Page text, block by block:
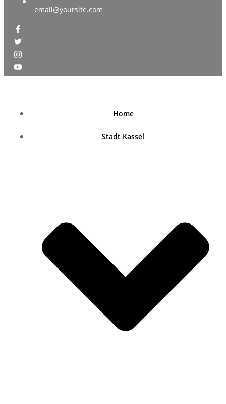
email@yoursite.com
Home
Stadt Kassel